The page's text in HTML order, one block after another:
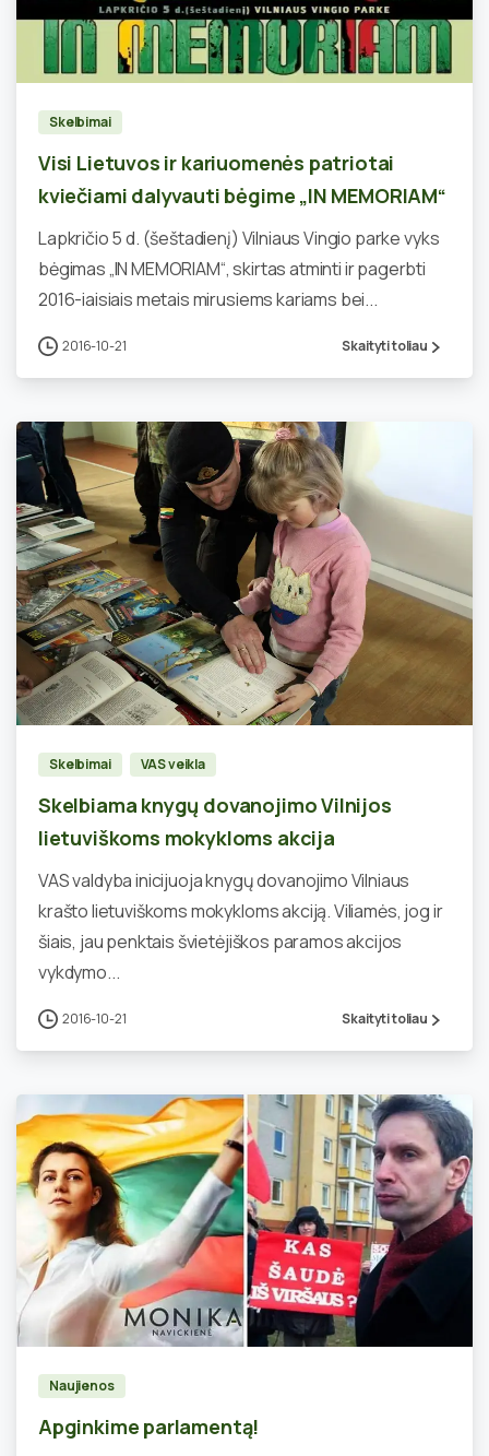
0
Skelbimai
Visi Lietuvos ir kariuomenės patriotai
kviečiami dalyvauti bėgime „IN MEMORIAM“
Lapkričio 5 d. (šeštadienį) Vilniaus Vingio parke vyks
bėgimas „IN MEMORIAM“, skirtas atminti ir pagerbti
2016-iaisiais metais mirusiems kariams bei...
2016-10-21 Skaityti toliau
1
Skelbimai VAS veikla
Skelbiama knygų dovanojimo Vilnijos
lietuviškoms mokykloms akcija
VAS valdyba inicijuoja knygų dovanojimo Vilniaus
krašto lietuviškoms mokykloms akciją. Viliamės, jog ir
šiais, jau penktais švietėjiškos paramos akcijos
vykdymo...
2016-10-21 Skaityti toliau
Naujienos
Apginkime parlamentą!